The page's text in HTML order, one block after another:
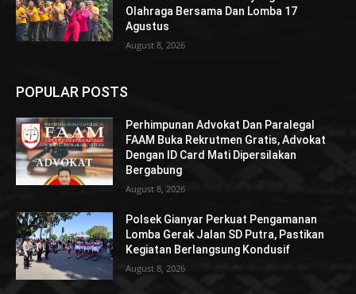
Olahraga Bersama Dan Lomba 17
Agustus
August 8, 2026
POPULAR POSTS
Perhimpunan Advokat Dan Paralegal
FAAM Buka Rekrutmen Gratis, Advokat
Dengan ID Card Mati Dipersilakan
Bergabung
August 8, 2026
Polsek Gianyar Perkuat Pengamanan
Lomba Gerak Jalan SD Putra, Pastikan
Kegiatan Berlangsung Kondusif
August 8, 2026